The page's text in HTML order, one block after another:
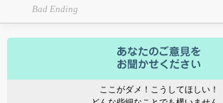
Bad Ending
ここがダメ！こうしてほしい！